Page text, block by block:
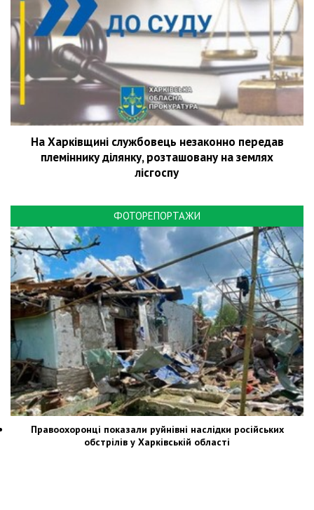
На Харківщині службовець незаконно передав
племіннику ділянку, розташовану на землях
лісгоспу
ФОТОРЕПОРТАЖИ
Правоохоронці показали руйнівні наслідки російських
обстрілів у Харківській області